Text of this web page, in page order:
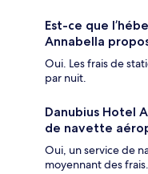
Est-ce que
Annabella
Oui. Les frais de
par nuit.
Danubius Hotel
de navette
Oui, un service de
moyennant des